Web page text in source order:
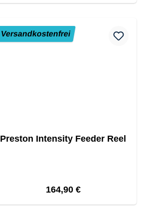
Versandkostenfrei
Preston Intensity Feeder Reel
Regulärer Preis:
164,90 €